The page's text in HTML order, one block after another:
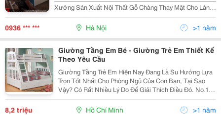
Xưởng Sản Xuất Nội Thất Gỗ Chàng Thay Mặt Cho Làng
Nghề Truyền Thống, Gửi Lời Chào Đến Tất Cả Khách
Hàng. Cảm Ơn Quý Khách Đã Quan Tâm Và Luôn Đồng
0936 *** *** Hà Nội >1 năm
Giường Tầng Em Bé - Giường Trẻ Em Thiết Kế
Theo Yêu Cầu
Giường Tầng Trẻ Em Hiện Nay Đang Là Su Hướng Lựa
Trọn Tốt Nhất Cho Phòng Ngủ Của Con Bạn, Tại Sao
Vậy? Có Rất Nhiều Lý Do Để Giải Thích Điều Đó. No.1:
Giường Tầng Trẻ Em Đa Năng Tiết Kiệm Tối Đa Không
Gian Phòng Ngủ Của Con Bạn. Trong Thời Điểm Hi
8,2 triệu Hồ Chí Minh >1 năm